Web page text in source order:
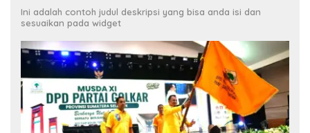
Ini adalah contoh judul deskripsi yang bisa anda isi dan
sesuaikan pada widget